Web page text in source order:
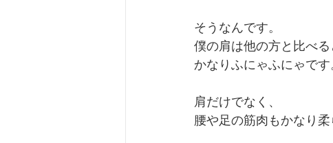
そうなんです。
僕の肩は他の方と比べる
かなりふにゃふにゃです
肩だけでなく、
腰や足の筋肉もかなり柔